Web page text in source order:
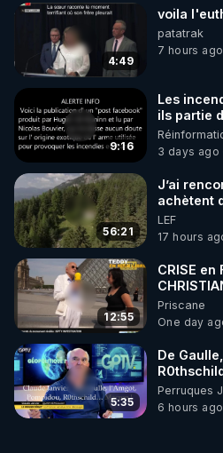
▶ 30 jours gratuit sur
de bien-être ENVOL :
Rendez-vous sur
le code : REGENERE
4:49
voila
patatrak
7 hours ago
9:16
Les
ils partie
débuté le
?
3 days ago
56:21
J’ai
achètent
survivre à
LEF
17 hours
12:55
CRISE en
une
Priscane
One day
5:35
De
Janvier,
Perruques
6 hours ago